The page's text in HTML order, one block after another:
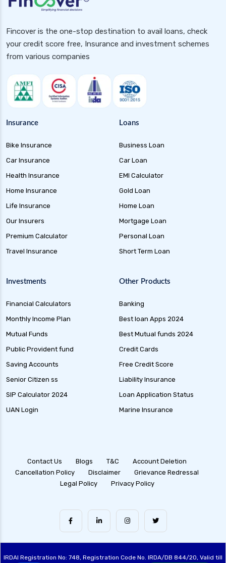
Fincover is the one-stop destination to avail loans, check
your credit score free, Insurance and investment schemes
from various companies
Insurance
Bike Insurance
Car Insurance
Health Insurance
Home Insurance
Life Insurance
Our Insurers
Premium Calculator
Travel Insurance
Loans
Business Loan
Car Loan
EMI Calculator
Gold Loan
Home Loan
Mortgage Loan
Personal Loan
Short Term Loan
Investments
Financial Calculators
Monthly Income Plan
Mutual Funds
Public Provident fund
Saving Accounts
Senior Citizen ss
SIP Calculator 2024
UAN Login
Other Products
Banking
Best loan Apps 2024
Best Mutual funds 2024
Credit Cards
Free Credit Score
Liability Insurance
Loan Application Status
Marine Insurance
Contact Us Blogs T&C
Account Deletion
Cancellation Policy
Disclaimer
Grievance Redressal
Legal Policy
Privacy Policy
IRDAI Registration No: 748, Registration Code No. IRDA/DB 844/20, Valid till